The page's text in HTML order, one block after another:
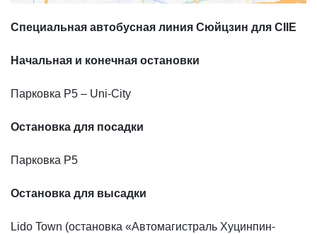
Специальная автобусная линия Сюйцзин для CIIE
Начальная и конечная остановки
Парковка P5 – Uni-City
Остановка для посадки
Парковка P5
Остановка для высадки
Lido Town (остановка «Автомагистраль Хуцинпин-